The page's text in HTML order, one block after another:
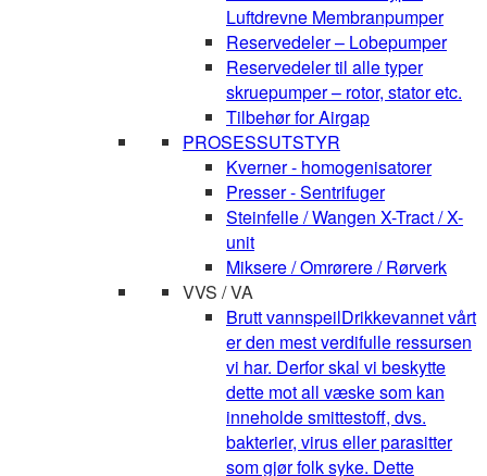
Luftdrevne Membranpumper
Reservedeler – Lobepumper
Reservedeler til alle typer
skruepumper – rotor, stator etc.
Tilbehør for Airgap
PROSESSUTSTYR
Kverner - homogenisatorer
Presser - Sentrifuger
Steinfelle / Wangen X-Tract / X-
unit
Miksere / Omrørere / Rørverk
VVS / VA
Brutt vannspeilDrikkevannet vårt
er den mest verdifulle ressursen
vi har. Derfor skal vi beskytte
dette mot all væske som kan
inneholde smittestoff, dvs.
bakterier, virus eller parasitter
som gjør folk syke. Dette